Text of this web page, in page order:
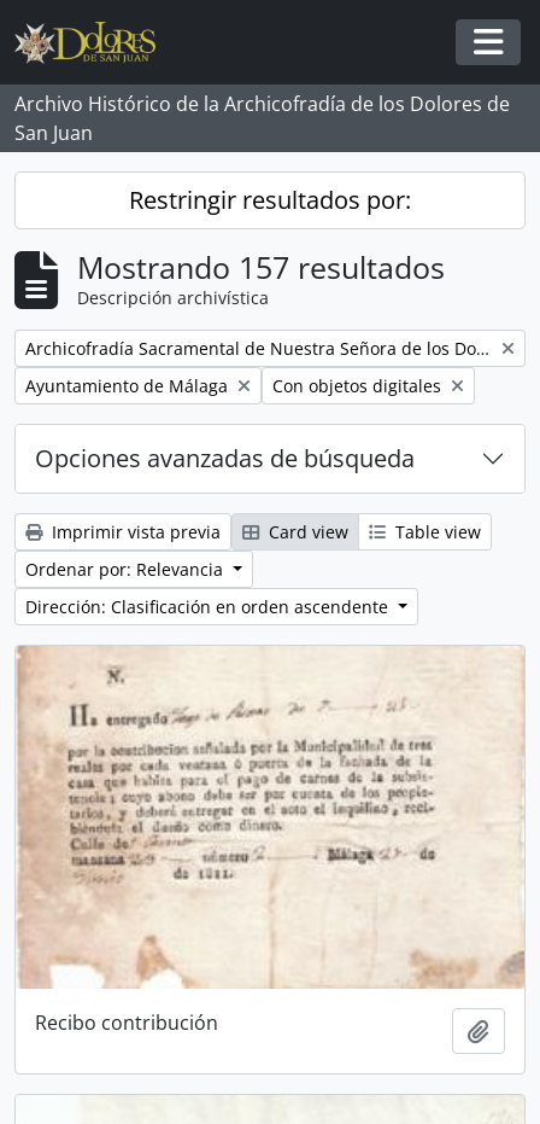
Skip to main content
Archivo Histórico de la Archicofradía de los Dolores de
San Juan
Restringir resultados por:
Mostrando 157 resultados
Descripción archivística
Remove filter:
Archicofradía Sacramental de Nuestra Señora de los Dolores
Remove filter:
Ayuntamiento de Málaga Remove filter:
Con objetos digitales
Opciones avanzadas de búsqueda
Imprimir vista previa Card view
Table view
Ordenar por: Relevancia
Dirección: Clasificación en orden ascendente
Recibo contribución